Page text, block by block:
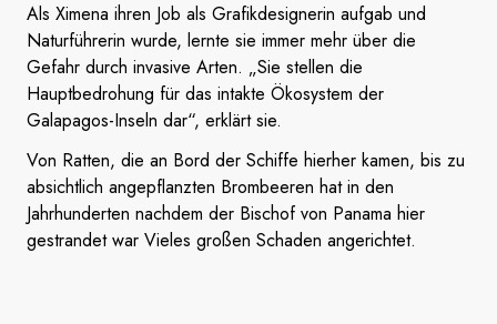
Als Ximena ihren Job als Grafikdesignerin aufgab und
Naturführerin wurde, lernte sie immer mehr über die
Gefahr durch invasive Arten. „Sie stellen die
Hauptbedrohung für das intakte Ökosystem der
Galapagos-Inseln dar“, erklärt sie.
Von Ratten, die an Bord der Schiffe hierher kamen, bis zu
absichtlich angepflanzten Brombeeren hat in den
Jahrhunderten nachdem der Bischof von Panama hier
gestrandet war Vieles großen Schaden angerichtet.